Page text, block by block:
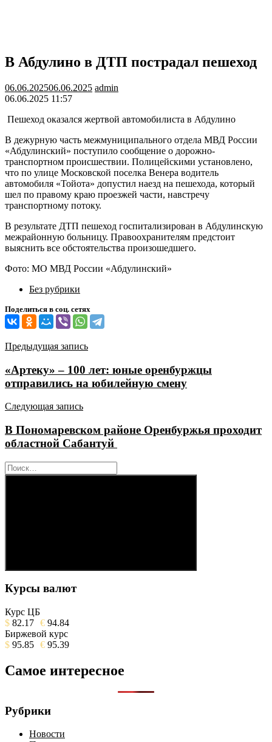
В Абдулино в ДТП пострадал пешеход
06.06.202506.06.2025 admin
06.06.2025 11:57
Пешеход оказался жертвой автомобилиста в Абдулино
В дежурную часть межмуниципального отдела МВД России
«Абдулинский» поступило сообщение о дорожно-
транспортном происшествии. Полицейскими установлено,
что по улице Московской поселка Венера водитель
автомобиля «Тойота» допустил наезд на пешехода, который
шел по правому краю проезжей части, навстречу
транспортному потоку.
В результате ДТП пешеход госпитализирован в Абдулинскую
межрайонную больницу. Правоохранителям предстоит
выяснить все обстоятельства произошедшего.
Фото: МО МВД России «Абдулинский»
Без рубрики
Поделиться в соц. сетях
Навигация
по
записям
Предыдущая запись
«Артеку» – 100 лет: юные оренбуржцы
отправились на юбилейную смену
Следующая запись
В Пономаревском районе Оренбуржья проходит
областной Сабантуй
Найти:
Поиск
Курсы валют
Курс ЦБ
$ 82.17 € 94.84
Биржевой курс
$ 95.85 € 95.39
Самое интересное
Рубрики
Новости